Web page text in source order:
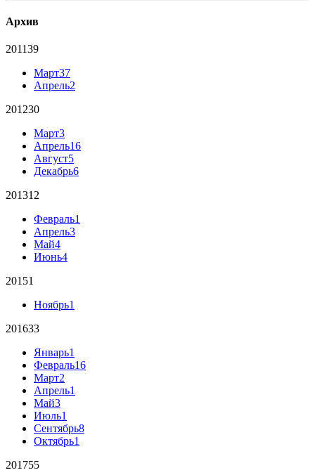
Архив
201139
Март37
Апрель2
201230
Март3
Апрель16
Август5
Декабрь6
201312
Февраль1
Апрель3
Май4
Июнь4
20151
Ноябрь1
201633
Январь1
Февраль16
Март2
Апрель1
Май3
Июль1
Сентябрь8
Октябрь1
201755